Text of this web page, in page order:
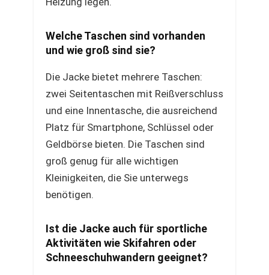
Welche Taschen sind vorhanden
und wie groß sind sie?
Die Jacke bietet mehrere Taschen:
zwei Seitentaschen mit Reißverschluss
und eine Innentasche, die ausreichend
Platz für Smartphone, Schlüssel oder
Geldbörse bieten. Die Taschen sind
groß genug für alle wichtigen
Kleinigkeiten, die Sie unterwegs
benötigen.
Ist die Jacke auch für sportliche
Aktivitäten wie Skifahren oder
Schneeschuhwandern geeignet?